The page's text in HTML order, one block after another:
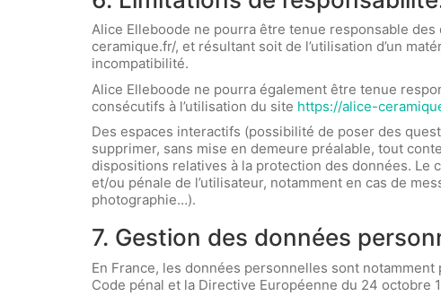
Alice Elleboode ne pourra être tenue responsable
ceramique.fr/, et résultant soit de l’utilisation d’un
incompatibilité.
Alice Elleboode ne pourra également être tenue
consécutifs à l’utilisation du site https://alice-
Des espaces interactifs (possibilité de poser des
supprimer, sans mise en demeure préalable, tout
dispositions relatives à la protection des données. Le
et/ou pénale de l’utilisateur, notamment en cas de
photographie…).
7. Gestion des données
En France, les données personnelles sont
Code pénal et la Directive Européenne du 24 octobre